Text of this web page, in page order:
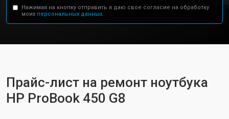
Нажимая на кнопку отправить я даю свое согласие на обработку
моих персональных данных.
Прайс-лист на ремонт ноутбука
HP ProBook 450 G8